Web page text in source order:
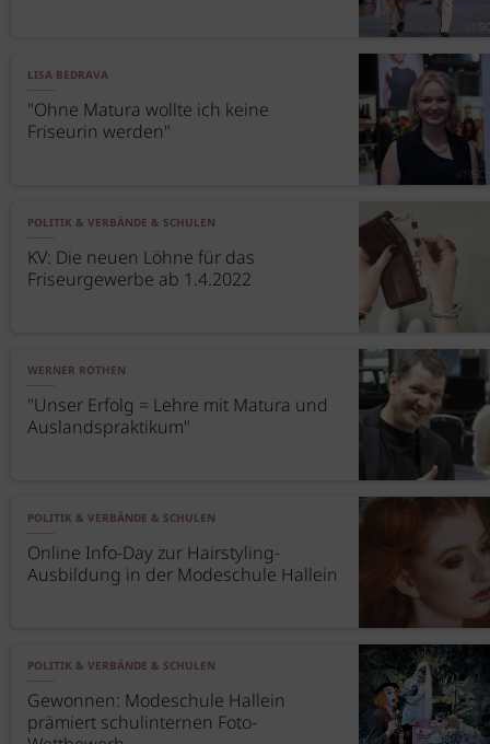
LISA BEDRAVA
"Ohne Matura wollte ich keine
Friseurin werden"
POLITIK & VERBÄNDE & SCHULEN
KV: Die neuen Löhne für das
Friseurgewerbe ab 1.4.2022
WERNER ROTHEN
"Unser Erfolg = Lehre mit Matura und
Auslandspraktikum"
POLITIK & VERBÄNDE & SCHULEN
Online Info-Day zur Hairstyling-
Ausbildung in der Modeschule Hallein
POLITIK & VERBÄNDE & SCHULEN
Gewonnen: Modeschule Hallein
prämiert schulinternen Foto-